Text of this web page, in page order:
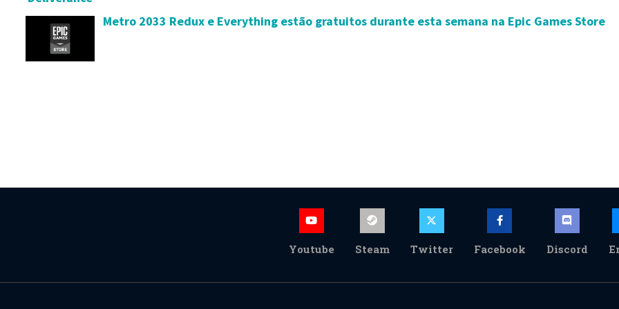
Metro 2033 Redux e Everything estão gratuitos durante esta semana na Epic Games Store
Youtube Steam Twitter Facebook Discord